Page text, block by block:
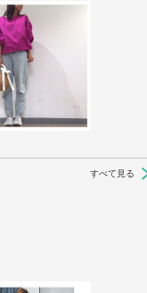
すべて見る